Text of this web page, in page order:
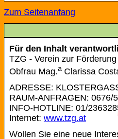
Zum Seitenanfang
Für den Inhalt
TZG - Verein zur
Obfrau Mag.aClarissa
ADRESSE:
RAUM-ANFRAGEN: 0676/
INFO-HOTLINE: 01/
Internet: www.tzg.at
Wollen Sie eine neue